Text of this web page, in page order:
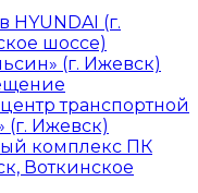
HYUNDAI (г.
шоссе)
(г. Ижевск)
транспортной
Ижевск)
комплекс ПК
Воткинское